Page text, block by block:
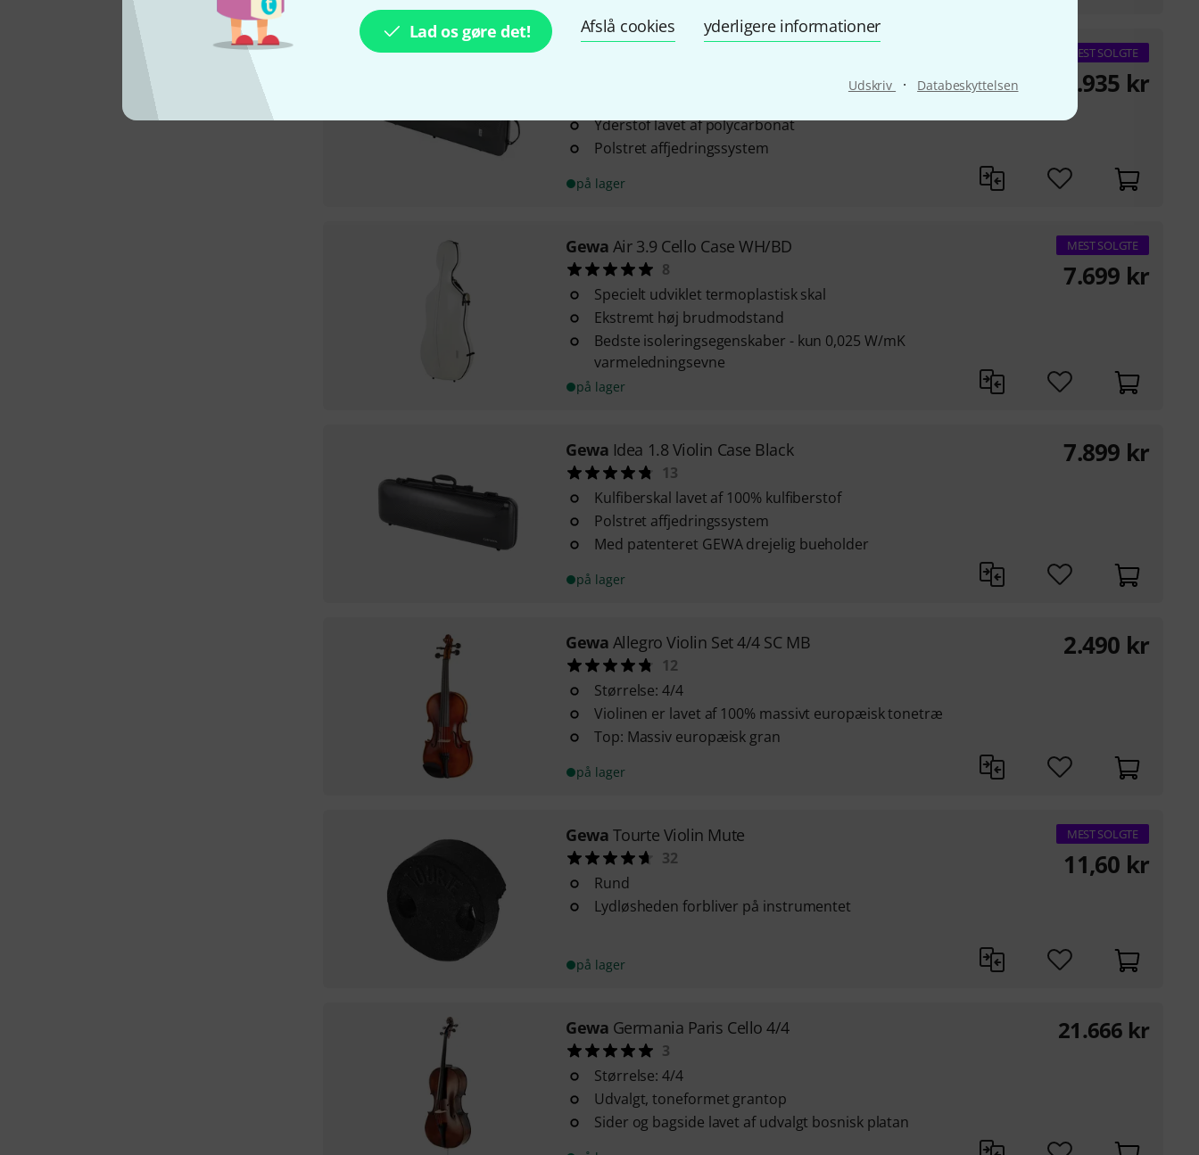
Lad os gøre det! Afslå cookies yderligere informationer
Udskriv · Databeskyttelsen
Yderstof lavet af polycarbonat
Polstret affjedringssystem
på lager
MEST SOLGTE
1.935 kr
Gewa Air 3.9 Cello Case WH/BD
8
Specielt udviklet termoplastisk skal
Ekstremt høj brudmodstand
Bedste isoleringsegenskaber - kun 0,025 W/mK
varmeledningsevne
på lager
MEST SOLGTE
7.699 kr
Gewa Idea 1.8 Violin Case Black
13
Kulfiberskal lavet af 100% kulfiberstof
Polstret affjedringssystem
Med patenteret GEWA drejelig bueholder
på lager
7.899 kr
Gewa Allegro Violin Set 4/4 SC MB
12
Størrelse: 4/4
Violinen er lavet af 100% massivt europæisk tonetræ
Top: Massiv europæisk gran
på lager
2.490 kr
Gewa Tourte Violin Mute
32
Rund
Lydløsheden forbliver på instrumentet
på lager
MEST SOLGTE
11,60 kr
Gewa Germania Paris Cello 4/4
3
Størrelse: 4/4
Udvalgt, toneformet grantop
Sider og bagside lavet af udvalgt bosnisk platan
21.666 kr